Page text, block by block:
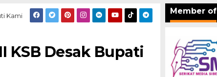
Kami
KSB Desak Bupati
Member of